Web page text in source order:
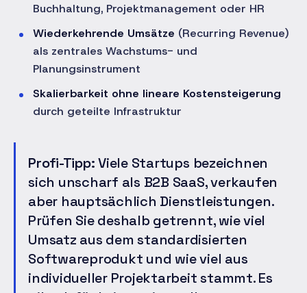
Buchhaltung, Projektmanagement oder HR
Wiederkehrende Umsätze (Recurring Revenue)
als zentrales Wachstums- und
Planungsinstrument
Skalierbarkeit ohne lineare Kostensteigerung
durch geteilte Infrastruktur
Profi-Tipp:Viele Startups bezeichnen
sich unscharf als B2B SaaS, verkaufen
aber hauptsächlich Dienstleistungen.
Prüfen Sie deshalb getrennt, wie viel
Umsatz aus dem standardisierten
Softwareprodukt und wie viel aus
individueller Projektarbeit stammt. Es